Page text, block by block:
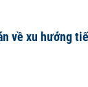
về xu hướng